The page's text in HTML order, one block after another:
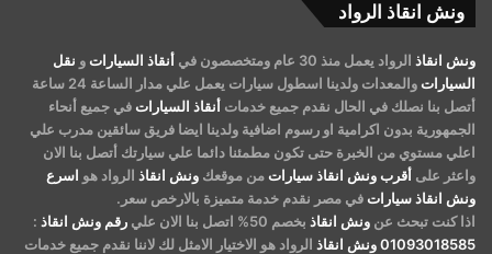
ونش انقاذ الرواد
ونش انقاذ الرواد يعمل منذ 30 عام ومتخصصون في أنقاذ السيارات و نقل
السيارات
والمعدات ولدينا اسطول سيارات يعمل علي مدار الساعة 24 ساعة
أتصل بنا نصلك في الحال نقدم جميع خدمات أنقاذ السيارات في جميع أنحاء
الجمهورية بدون اكرامية او رسوم اضافية ولدينا ايضا فريق سائقين مدرب علي
اعلي مستوي من الخبرة حتى تكون مطمئنا دائما علي سيارتك أتصل بنا الان
واعثر على أقرب ونش انقاذ سيارات من موقعك ونش انقاذ الرواد هو اسرع
ونش انقاذ سيارات في مصر نقدم خدمة متميزة بالارخص سعر.
اذا كنت تبحث عن ونش انقاذ بخصم 50% اتصل بنا الان علي رقم ونش انقاذ :
01093018585ونش انقاذ الرواد هو الاختيار الامثل لك لاننا نقدم جميع خدمات